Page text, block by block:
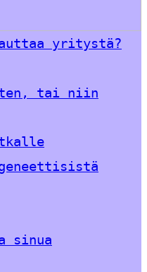
yritystä?
tai niin
sinua